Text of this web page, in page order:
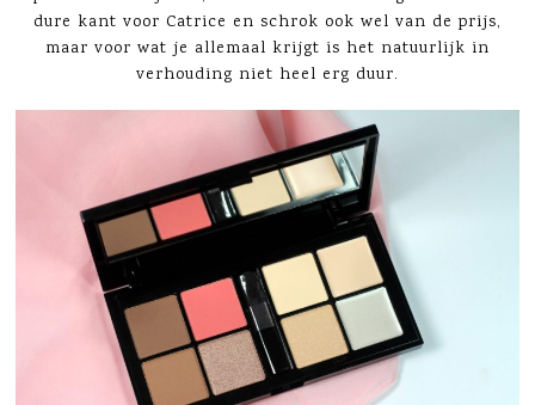
dure kant voor Catrice en schrok ook wel van de prijs,
maar voor wat je allemaal krijgt is het natuurlijk in
verhouding niet heel erg duur.